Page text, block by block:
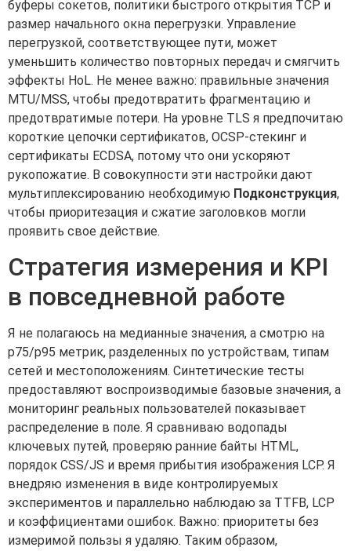
буферы сокетов, политики быстрого открытия TCP и
размер начального окна перегрузки. Управление
перегрузкой, соответствующее пути, может
уменьшить количество повторных передач и смягчить
эффекты HoL. Не менее важно: правильные значения
MTU/MSS, чтобы предотвратить фрагментацию и
предотвратимые потери. На уровне TLS я предпочитаю
короткие цепочки сертификатов, OCSP-стекинг и
сертификаты ECDSA, потому что они ускоряют
рукопожатие. В совокупности эти настройки дают
мультиплексированию необходимую Подконструкция,
чтобы приоритезация и сжатие заголовков могли
проявить свое действие.
Стратегия измерения и KPI
в повседневной работе
Я не полагаюсь на медианные значения, а смотрю на
p75/p95 метрик, разделенных по устройствам, типам
сетей и местоположениям. Синтетические тесты
предоставляют воспроизводимые базовые значения, а
мониторинг реальных пользователей показывает
распределение в поле. Я сравниваю водопады
ключевых путей, проверяю ранние байты HTML,
порядок CSS/JS и время прибытия изображения LCP. Я
внедряю изменения в виде контролируемых
экспериментов и параллельно наблюдаю за TTFB, LCP
и коэффициентами ошибок. Важно: приоритеты без
измеримой пользы я удаляю. Таким образом,